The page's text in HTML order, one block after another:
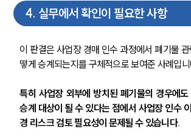
전체
구성원 소개
소식/자료
4. 실무에서 확인이 필요한 사항
이 판결은 사업장 경매 인수 과정에서 폐기물
떻게 승계되는지를 구체적으로 보여준 사례입니
특히 사업장 외부에 방치된 폐기물의 경우에
승계 대상이 될 수 있다는 점에서 사업장 인수
경 리스크 검토 필요성이 문제될 수 있습니다.